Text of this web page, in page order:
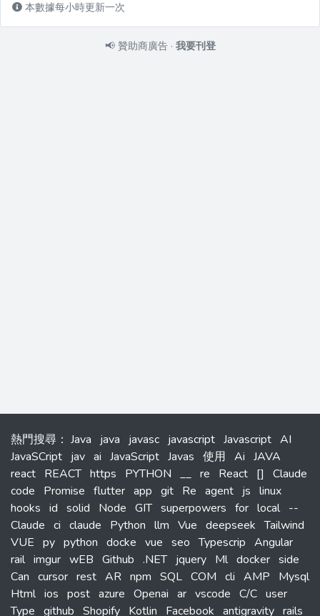
本數據每小時更新一次
📢 贊助商廣告 · 我要刊登
熱門搜尋 ： Java java javasc javascript Javascript AI
JavaSCript jav ai JavaScript Javas 使用 Ai JAVA
react REACT https PYTHON __ re React []
Claude
code
Promise flutter app git Re agent js linux
hooks id solid Node GIT superpowers for local --
Claude ci claude Python llm Vue deepseek Tailwind
VUE py python docke vue seo Typescrip Angular
rail imgur wEB Github .NET jquery Ml docker side
Can cursor rest AR npm SQL COM cli AMP
Mysql
Html ios post azure Openai ar vscode C/C user
Type github Shopify Kotlin Facebook antigravity rails